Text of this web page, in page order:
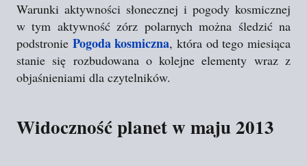
Warunki aktywności słonecznej i pogody kosmicznej
w tym aktywność zórz polarnych można śledzić na
podstronie Pogoda kosmiczna, która od tego miesiąca
stanie się rozbudowana o kolejne elementy wraz z
objaśnieniami dla czytelników.
Widoczność planet w maju 2013